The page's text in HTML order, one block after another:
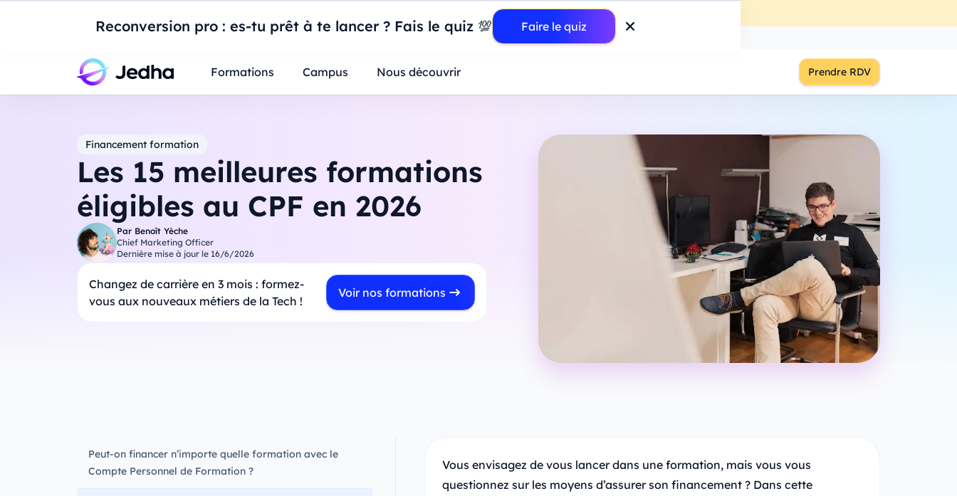
Reconversion pro : es-tu prêt à te lancer ? Fais le quiz 💯 Faire le quiz
Introduction à Power BI : construisez votre premier dashboard de A à Z-Mardi
Étudiants Parents
Formations Campus Nous découvrir Prendre RDV
Financement formation
Les 15 meilleures formations
éligibles au CPF en 2026
Par Benoît Yèche
Chief Marketing Officer
Dernière mise à jour le 16/6/2026
Changez de carrière en 3 mois : formez-
vous aux nouveaux métiers de la Tech !
Voir nos formations
‍Peut-on financer n’importe quelle formation avec le
Compte Personnel de Formation ?
Vous envisagez de vous lancer dans une formation, mais vous vous
questionnez sur les moyens d’assurer son financement ? Dans cette